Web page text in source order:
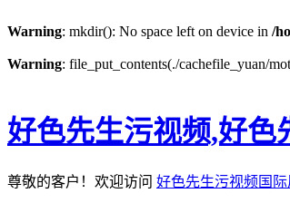
Warning: mkdir(): No space left on device in /
Warning: file_put_contents(./cachefile_yuan/
好色先生污视频,好色
尊敬的客户！欢迎访问 好色先生污视频国际